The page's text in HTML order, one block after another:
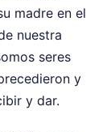
madre en el
nuestra
seres
y
y dar.